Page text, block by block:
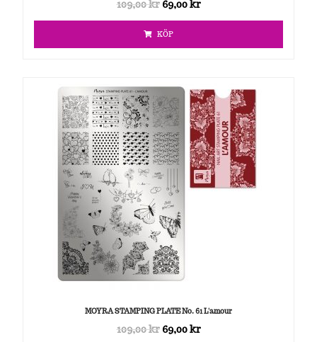
109,00kr 69,00kr
KÖP
MOYRA STAMPING PLATE No. 61 L'amour
109,00kr 69,00kr